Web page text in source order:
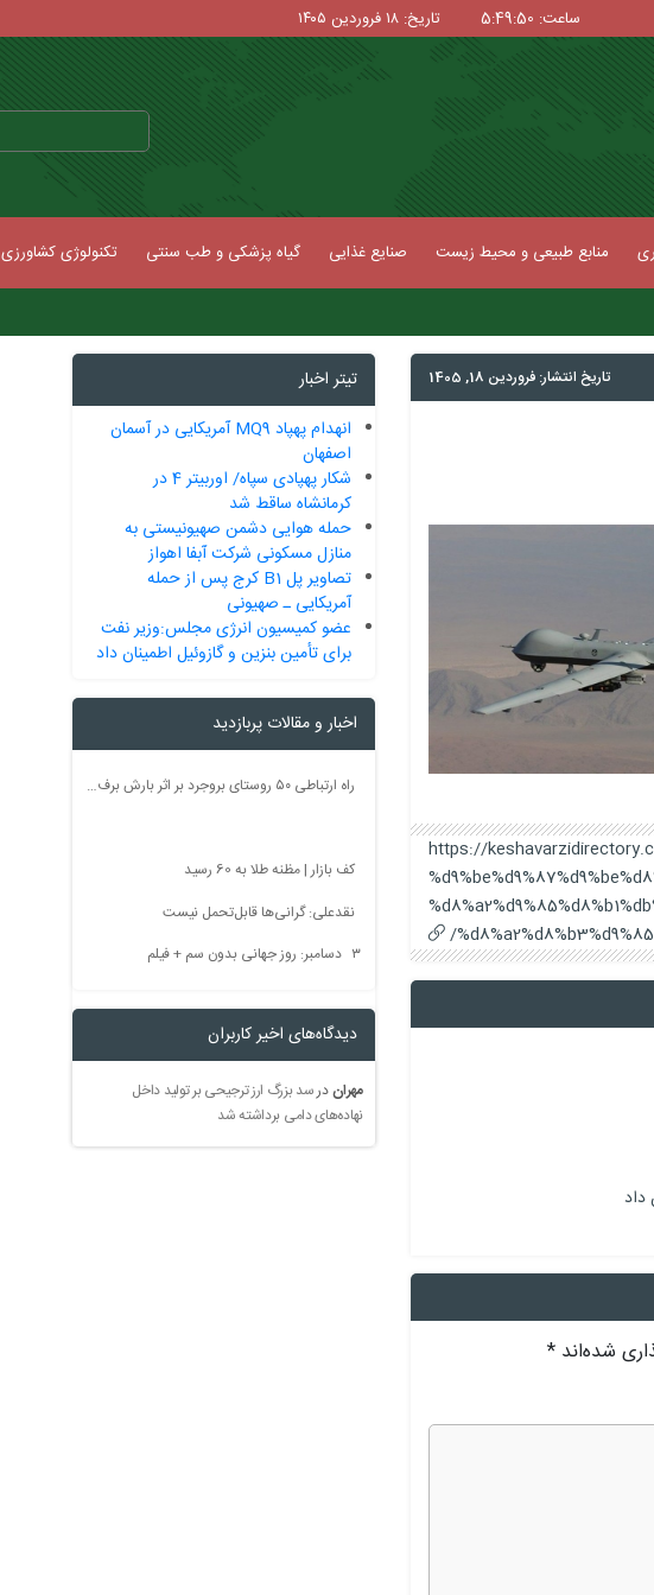
ساعت: 5:49:51 تاریخ: ۱۸ فروردین ۱۴۰۵
منابع طبیعی و محیط زیست صنایع غذایی گیاه پزشکی و طب سنتی تکنولوژی کشاورزی
تاریخ انتشار: فروردین 18, 1405
https://
شده‌اند *
تیتر اخبار
انهدام پهپاد MQ9 آمریکایی در آسمان
اصفهان
‌شکار پهپادی سپاه/ اوربیتر 4 در
‌کرمانشاه ساقط شد‌
حمله هوایی دشمن صهیونیستی به
منازل مسکونی شرکت آبفا اهواز
تصاویر پل B1 کرج پس از حمله
آمریکایی ـ صهیونی
عضو کمیسیون انرژی مجلس:وزیر نفت
برای تأمین بنزین و گازوئیل اطمینان داد
اخبار و مقالات پربازدید
راه ارتباطی ۵۰ روستای بروجرد بر اثر بارش برف مسدود شد
کف بازار | مظنه طلا به 60 رسید
نقدعلی: گرانی‌ها قابل‌تحمل نیست
۳ دسامبر: روز جهانی بدون سم + فیلم
دیدگاه‌های اخیر کاربران
مهراندرسد بزرگ ارز ترجیحی بر تولید داخل
نهاده‌های دامی برداشته شد